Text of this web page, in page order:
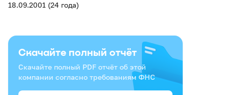
18.09.2001 (24 года)
Скачайте полный отчёт
Скачайте полный PDF отчёт об этой
компании согласно требованиям ФНС